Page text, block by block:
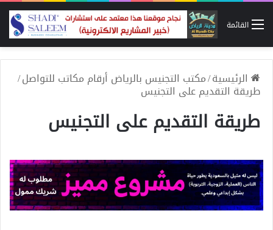
القائمة
الرئيسية/مكتب التجنيس بالرياض أرقام مكاتب للتواصل/
طريقة التقديم على التجنيس
طريقة التقديم على التجنيس